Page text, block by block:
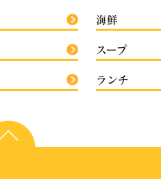
海鮮
スープ
ランチ